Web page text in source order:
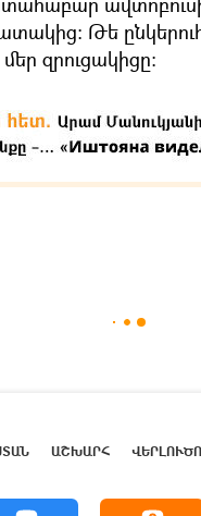
Թե
զրուցակիցը։
ԱՇԽԱՐՀ